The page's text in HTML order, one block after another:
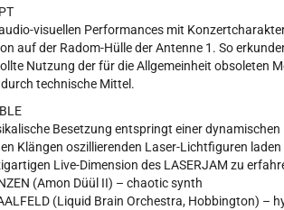
visuellen Performances mit
auf der Radom-Hülle der Antenne 1. So
Nutzung der für die Allgemeinheit obsoleten
technische Mittel.
Besetzung entspringt einer
Klängen oszillierenden Laser-Lichtfiguren
Live-Dimension des LASERJAM zu
(Amon Düül II) – chaotic synth
(Liquid Brain Orchestra, Hobbington) –